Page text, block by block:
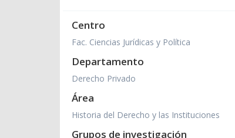
Centro
Fac. Ciencias Jurídicas y Política
Departamento
Derecho Privado
Área
Historia del Derecho y las Instituciones
Grupos de investigación